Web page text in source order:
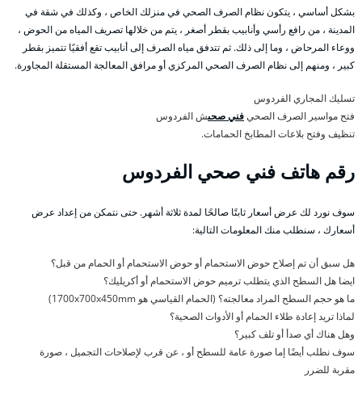
بشكل أساسي ، يتكون نظام الصرف الصحي في منزلك الخاص ، وكذلك في شقة في
المدينة ، من رافع رأسي وأنابيب بقطر أصغر ، يتم من خلالها تصريف المياه من الحوض ،
ووعاء المرحاض ، وما إلى ذلك. ثم تتدفق مياه الصرف إلى أنابيب تقع أفقيًا تتميز بقطر
كبير ، ومنهم إلى نظام الصرف الصحي المركزي أو مرافق المعالجة المستقلة المجاورة.
تسليك المجاري الفردوس
فتح مواسير الصرف الصحيفني صحىش الفردوس
تنظيف وفتح بلاعات المطابخ الحمامات.
رقم هاتف فني صحي الفردوس
سوف نورد لك عرض أسعار ثابتًا صالحًا لمدة ثلاثة أشهر. حتى نتمكن من إعداد عرض
أسعارك ، سنطلب منك المعلومات التالية:
هل سبق أن تم إصلاح حوض الاستحمام أو حوض الاستحمام أو الحمام من قبل؟
ايضا هل السطح الذي يتطلب ترميم حوض الاستحمام أو أكريليك؟
ما هو حجم السطح المراد معالجته؟ (الحمام القياسي هو 1700x700x450mm)
لماذا تريد إعادة طلاء الحمام أو الأدوات الصحية؟
وهل هناك أي صدأ أو تلف كبير؟
سوف نطلب أيضًا إما صورة عامة للسطح أو ، عن قرب لإصلاحات التجميل ، صورة
مقربة للضرر